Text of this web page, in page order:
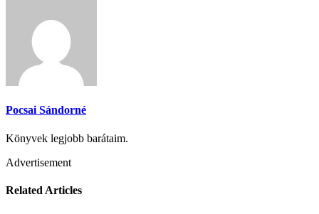
Pocsai Sándorné
Könyvek legjobb barátaim.
Advertisement
Related Articles